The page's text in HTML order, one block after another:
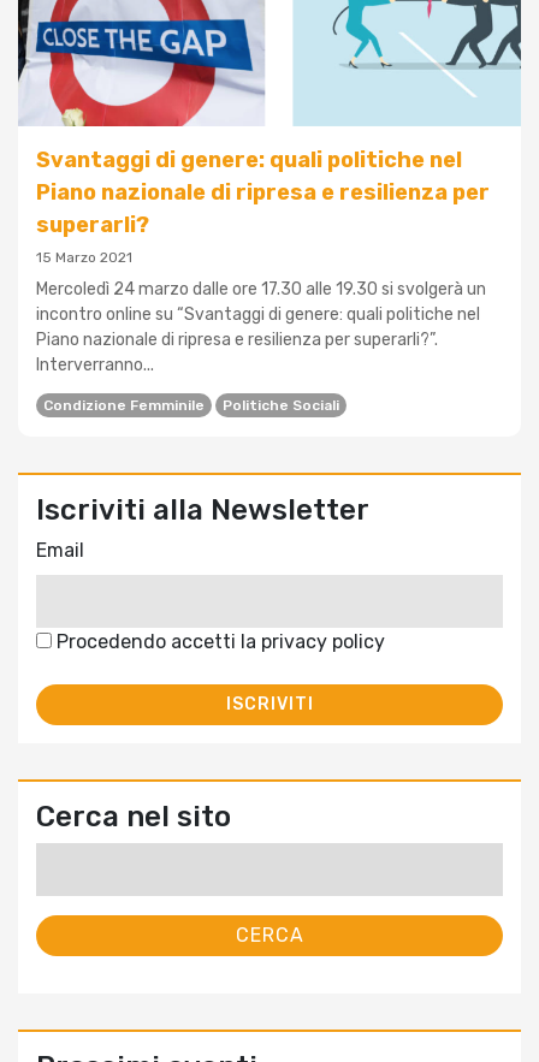
Svantaggi di genere: quali politiche nel
Piano nazionale di ripresa e resilienza per
superarli?
15 Marzo 2021
Mercoledì 24 marzo dalle ore 17.30 alle 19.30 si svolgerà un
incontro online su “Svantaggi di genere: quali politiche nel
Piano nazionale di ripresa e resilienza per superarli?”.
Interverranno...
Condizione Femminile Politiche Sociali
Iscriviti alla Newsletter
Email
Procedendo accetti la privacy policy
Cerca nel sito